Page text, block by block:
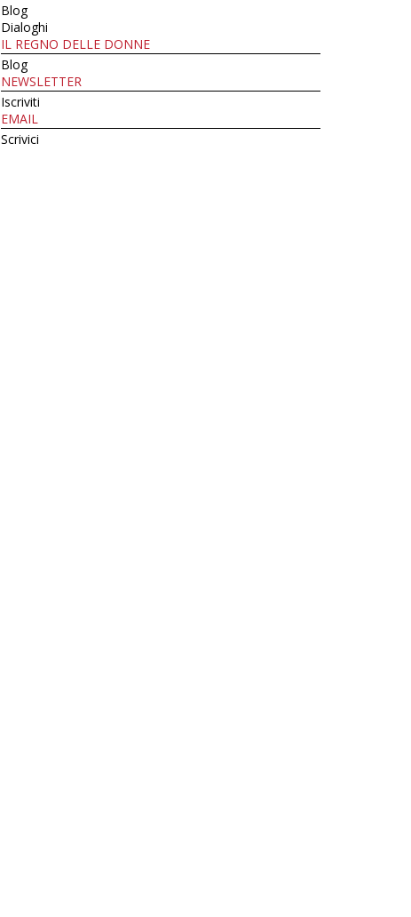
Blog
Dialoghi
IL REGNO DELLE DONNE
Blog
NEWSLETTER
Iscriviti
EMAIL
Scrivici